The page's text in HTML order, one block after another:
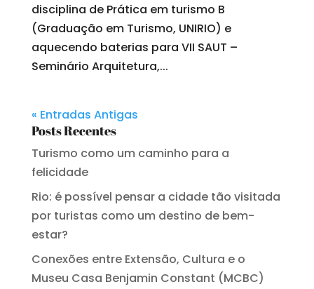
disciplina de Prática em turismo B
(Graduação em Turismo, UNIRIO) e
aquecendo baterias para VII SAUT –
Seminário Arquitetura,...
« Entradas Antigas
Posts Recentes
Turismo como um caminho para a
felicidade
Rio: é possível pensar a cidade tão visitada
por turistas como um destino de bem-
estar?
Conexões entre Extensão, Cultura e o
Museu Casa Benjamin Constant (MCBC)